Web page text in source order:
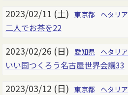
2023/02/11 (土) 東京都 ヘタリア
二人でお茶を22
2023/02/26 (日) 愛知県 ヘタリア
いい国つくろう名古屋世界会議33
2023/03/12 (日) 東京都 ヘタリア